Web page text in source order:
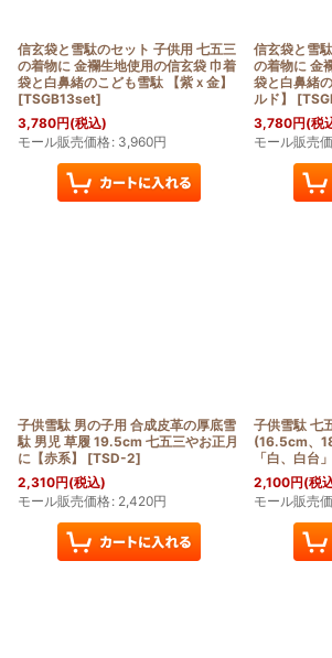
信玄袋と雪駄のセット 子供用 七五三
の着物に 金襴生地使用の信玄袋 巾着
袋と白鼻緒のこども雪駄 【紫ｘ金】
[TSGB13set]
3,780円(税込)
モール販売価格: 3,960円
信玄袋と雪
の着物に 金
袋と白鼻緒
ルド】
[
3,780円(税
モール販売
子供雪駄 男の子用 合成皮革の厚底雪
駄 男児 草履 19.5cm 七五三やお正月
に【赤系】
[TSD-2]
2,310円(税込)
モール販売価格: 2,420円
子供雪駄 七
(16.5cm、
「白、白台」
2,100円(税
モール販売